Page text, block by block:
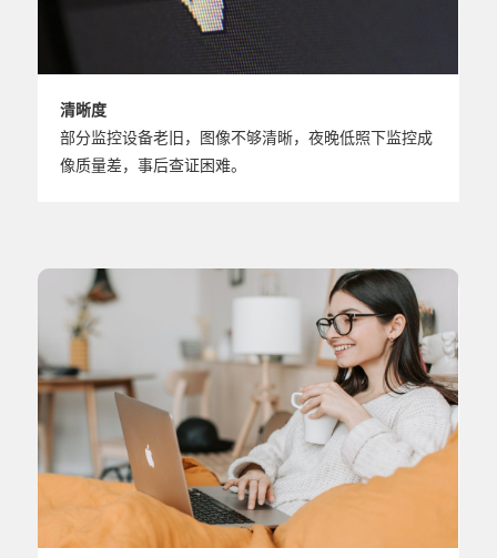
清晰度
部分监控设备老旧，图像不够清晰，夜晚低照下监控成
像质量差，事后查证困难。